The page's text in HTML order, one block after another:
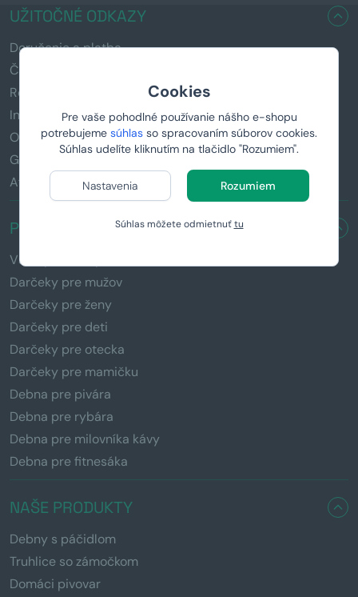
Cookies
Pre vaše pohodlné používanie nášho e-shopu
potrebujeme súhlas so spracovaním súborov cookies.
Súhlas udelíte kliknutím na tlačidlo "Rozumiem".
Nastavenia Rozumiem
Súhlas môžete odmietnuťtu
UŽITOČNÉ ODKAZY
Doručenie a platba
Časté otázky (FAQ)
Reklamácia a vrátenie tovaru
Informácie k darčekom
Obchodné podmienky
GDPR
Affiliate program
PRE KOHO HĽADÁTE DARČEK?
Všetky darčeky
Darčeky pre mužov
Darčeky pre ženy
Darčeky pre deti
Darčeky pre otecka
Darčeky pre mamičku
Debna pre pivára
Debna pre rybára
Debna pre milovníka kávy
Debna pre fitnesáka
NAŠE PRODUKTY
Debny s páčidlom
Truhlice so zámočkom
Domáci pivovar